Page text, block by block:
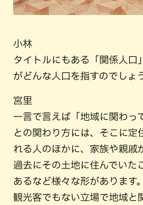
小林
タイトルにもある「関係人口
がどんな人口を指すのでしょ
宮里
一言で言えば「地域に関わっ
との関わり方には、そこに定
れる人のほかに、家族や親戚
過去にその土地に住んでいた
あるなど様々な形があります
観光客でもない立場で地域と